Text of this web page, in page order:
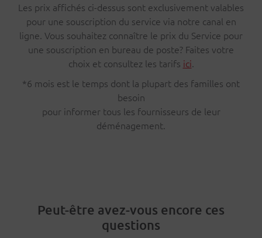
Les prix affichés ci-dessus sont exclusivement valables
pour une souscription du service via notre canal en
ligne. Vous souhaitez connaître le prix du Service pour
une souscription en bureau de poste? Faites votre
choix et consultez les tarifs ici.
*6 mois est le temps dont la plupart des familles ont
besoin
pour informer tous les fournisseurs de leur
déménagement.
Peut-être avez-vous encore ces
questions